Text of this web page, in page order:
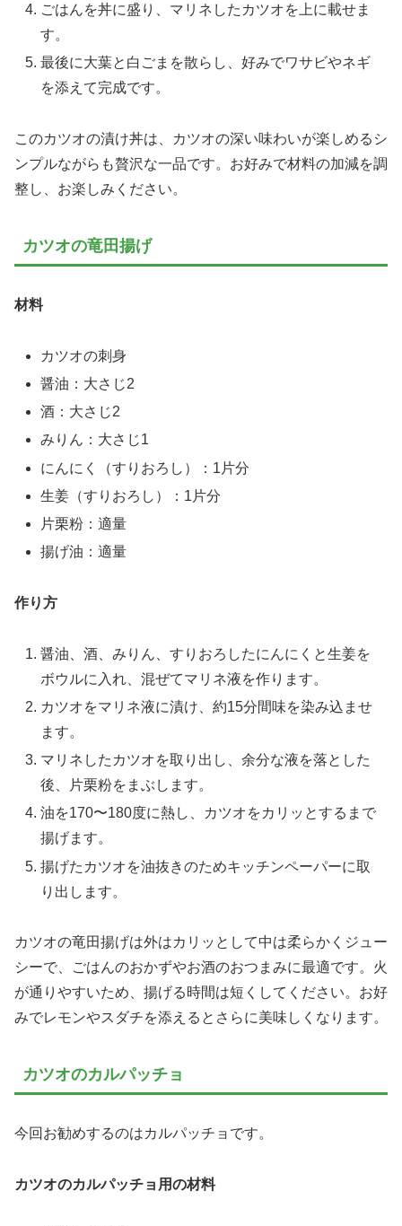
ごはんを丼に盛り、マリネしたカツオを上に載せま
す。
最後に大葉と白ごまを散らし、好みでワサビやネギ
を添えて完成です。
このカツオの漬け丼は、カツオの深い味わいが楽しめるシ
ンプルながらも贅沢な一品です。お好みで材料の加減を調
整し、お楽しみください。
カツオの竜田揚げ
材料
カツオの刺身
醤油：大さじ2
酒：大さじ2
みりん：大さじ1
にんにく（すりおろし）：1片分
生姜（すりおろし）：1片分
片栗粉：適量
揚げ油：適量
作り方
醤油、酒、みりん、すりおろしたにんにくと生姜を
ボウルに入れ、混ぜてマリネ液を作ります。
カツオをマリネ液に漬け、約15分間味を染み込ませ
ます。
マリネしたカツオを取り出し、余分な液を落とした
後、片栗粉をまぶします。
油を170〜180度に熱し、カツオをカリッとするまで
揚げます。
揚げたカツオを油抜きのためキッチンペーパーに取
り出します。
カツオの竜田揚げは外はカリッとして中は柔らかくジュー
シーで、ごはんのおかずやお酒のおつまみに最適です。火
が通りやすいため、揚げる時間は短くしてください。お好
みでレモンやスダチを添えるとさらに美味しくなります。
カツオのカルパッチョ
今回お勧めするのはカルパッチョです。
カツオのカルパッチョ用の材料